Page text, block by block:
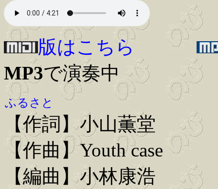
版はこちら
MP3で演奏中
ふるさと
【作詞】小山薫堂
【作曲】Youth case
【編曲】小林康浩